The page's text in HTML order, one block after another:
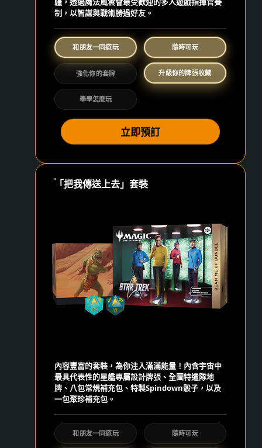
制，以智謀與戰術勝過好友。
和朋友一同遊玩 隨時可玩
強化你的套牌 升級你的牌張收藏
學學怎麼玩
立即預訂
「把我傳送上去」套裝
內容豐富的套裝，為你注入滿滿能量！內含宇宙中
最具代表性的星艦專屬設計牌張、全圖特遣隊地
牌、八包常規補充包、特製Spindown骰子，以及
一包聚珍補充包。
和朋友一同遊玩 隨時可玩